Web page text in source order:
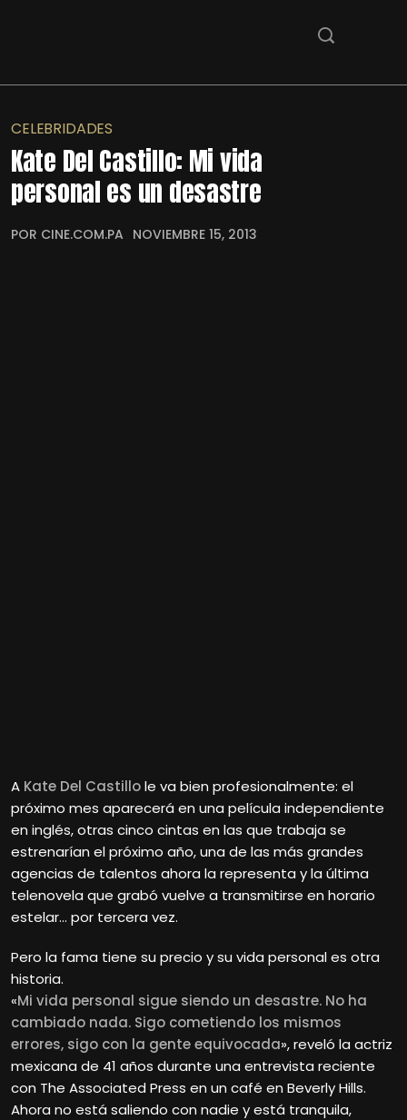
CELEBRIDADES
Kate Del Castillo: Mi vida
personal es un desastre
POR CINE.COM.PA NOVIEMBRE 15, 2013
A Kate Del Castillole va bien profesionalmente: el
próximo mes aparecerá en una película independiente
en inglés, otras cinco cintas en las que trabaja se
estrenarían el próximo año, una de las más grandes
agencias de talentos ahora la representa y la última
telenovela que grabó vuelve a transmitirse en horario
estelar… por tercera vez.
Pero la fama tiene su precio y su vida personal es otra
historia.
«Mi vida personal sigue siendo un desastre. No ha
cambiado nada. Sigo cometiendo los mismos
errores, sigo con la gente equivocada», reveló la actriz
mexicana de 41 años durante una entrevista reciente
con The Associated Press en un café en Beverly Hills.
Ahora no está saliendo con nadie y está tranquila,